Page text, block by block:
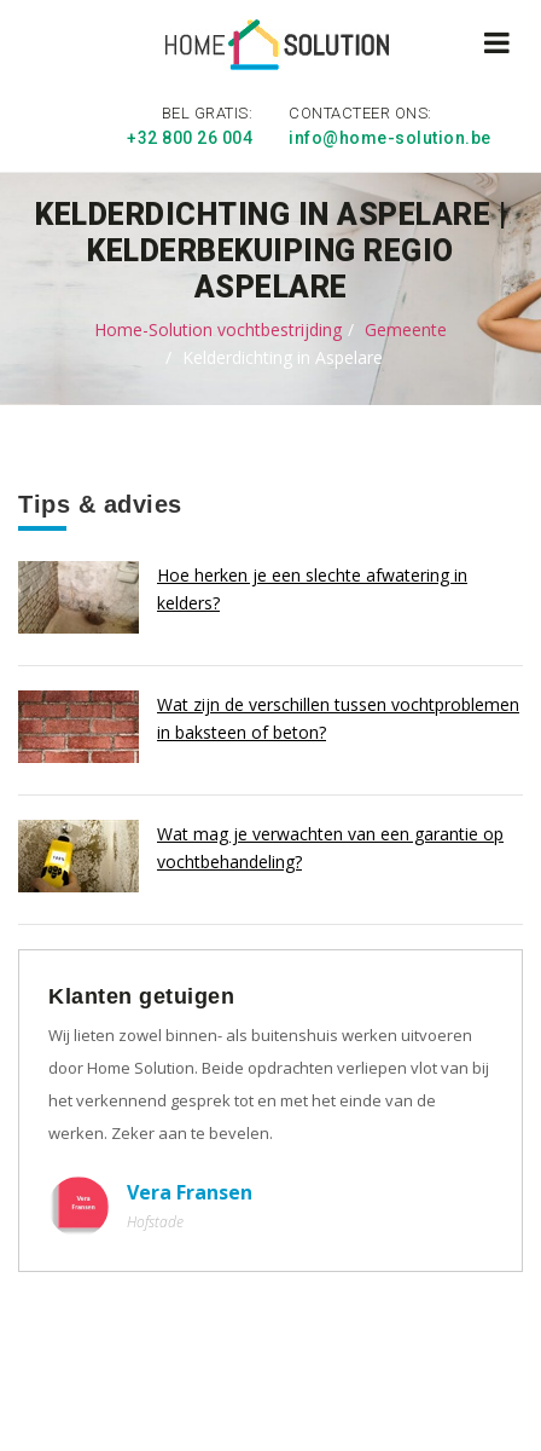
BEL GRATIS:
+32 800 26 004
CONTACTEER ONS:
info@home-solution.be
KELDERDICHTING IN ASPELARE |
KELDERBEKUIPING REGIO
ASPELARE
Home-Solution vochtbestrijding
Gemeente
Kelderdichting in Aspelare
Tips & advies
Hoe herken je een slechte afwatering in
kelders?
Wat zijn de verschillen tussen vochtproblemen
in baksteen of beton?
Wat mag je verwachten van een garantie op
vochtbehandeling?
Klanten getuigen
Wij lieten zowel binnen- als buitenshuis werken uitvoeren
door Home Solution. Beide opdrachten verliepen vlot van bij
het verkennend gesprek tot en met het einde van de
werken. Zeker aan te bevelen.
Vera Fransen
Hofstade